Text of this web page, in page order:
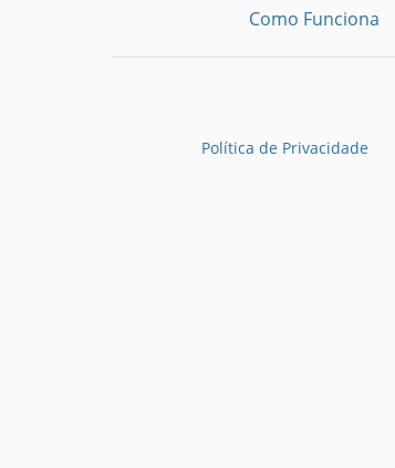
Como Funciona
Política de Privacidade